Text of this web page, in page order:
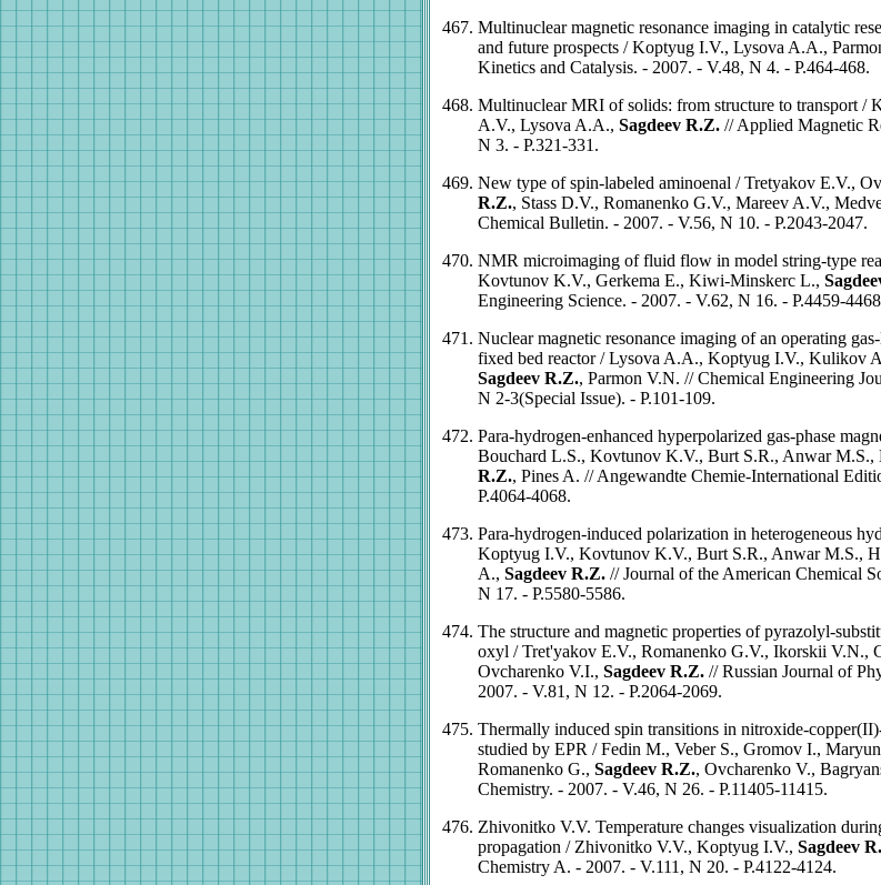
Multinuclear magnetic resonance imaging in catalytic
and future prospects / Koptyug I.V., Lysova A.A.,
Kinetics and Catalysis. - 2007. - V.48, N 4. - P.464-468.
Multinuclear MRI of solids: from structure to transport /
A.V., Lysova A.A., Sagdeev R.Z. // Applied Magnetic
N 3. - P.321-331.
New type of spin-labeled aminoenal / Tretyakov E.V.,
R.Z., Stass D.V., Romanenko G.V., Mareev A.V.,
Chemical Bulletin. - 2007. - V.56, N 10. - P.2043-2047.
NMR microimaging of fluid flow in model string-type
Kovtunov K.V., Gerkema E., Kiwi-Minskerc L.,
Engineering Science. - 2007. - V.62, N 16. - P.4459-
Nuclear magnetic resonance imaging of an operating
fixed bed reactor / Lysova A.A., Koptyug I.V., Kulikov
Sagdeev R.Z., Parmon V.N. // Chemical Engineering
N 2-3(Special Issue). - P.101-109.
Para-hydrogen-enhanced hyperpolarized gas-phase
Bouchard L.S., Kovtunov K.V., Burt S.R., Anwar M.S.,
R.Z., Pines A. // Angewandte Chemie-International
P.4064-4068.
Para-hydrogen-induced polarization in heterogeneous
Koptyug I.V., Kovtunov K.V., Burt S.R., Anwar M.S.,
A., Sagdeev R.Z. // Journal of the American Chemical
N 17. - P.5580-5586.
The structure and magnetic properties of pyrazolyl-
oxyl / Tret'yakov E.V., Romanenko G.V., Ikorskii V.N.,
Ovcharenko V.I., Sagdeev R.Z. // Russian Journal of
2007. - V.81, N 12. - P.2064-2069.
Thermally induced spin transitions in nitroxide-
studied by EPR / Fedin M., Veber S., Gromov I.,
Romanenko G., Sagdeev R.Z., Ovcharenko V.,
Chemistry. - 2007. - V.46, N 26. - P.11405-11415.
Zhivonitko V.V. Temperature changes visualization
propagation / Zhivonitko V.V., Koptyug I.V., Sagdeev
Chemistry A. - 2007. - V.111, N 20. - P.4122-4124.